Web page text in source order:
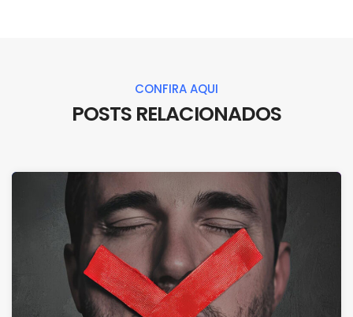
CONFIRA AQUI
POSTS RELACIONADOS